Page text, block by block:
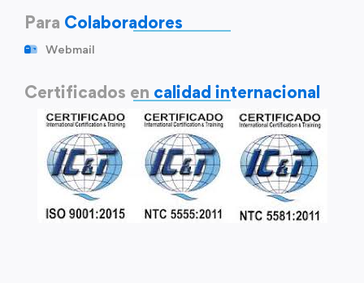
Para Colaboradores
Webmail
Certificados en calidad internacional